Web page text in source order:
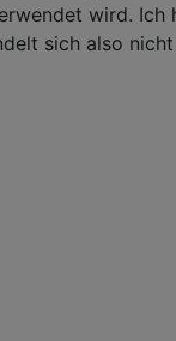
wird.
sich also